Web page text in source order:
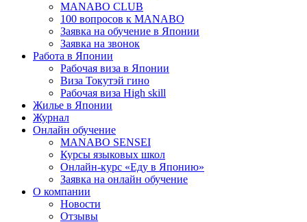
MANABO CLUB
100 вопросов к MАNABO
Заявка на обучение в Японии
Заявка на звонок
Работа в Японии
Рабочая виза в Японии
Виза Токутэй гино
Рабочая виза High skill
Жилье в Японии
Журнал
Онлайн обучение
MANABO SENSEI
Курсы языковых школ
Онлайн-курс «Еду в Японию»
Заявка на онлайн обучение
О компании
Новости
Отзывы